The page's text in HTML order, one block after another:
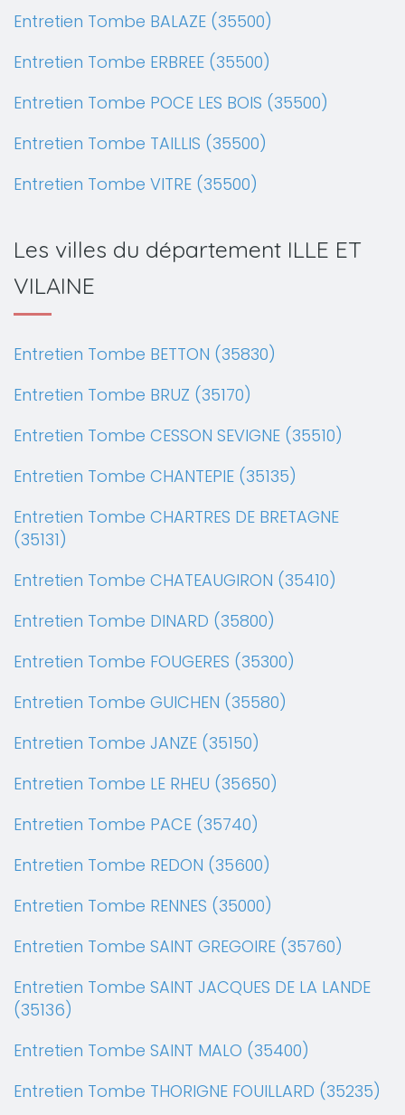
Entretien Tombe BALAZE (35500)
Entretien Tombe ERBREE (35500)
Entretien Tombe POCE LES BOIS (35500)
Entretien Tombe TAILLIS (35500)
Entretien Tombe VITRE (35500)
Les villes du département ILLE ET
VILAINE
Entretien Tombe BETTON (35830)
Entretien Tombe BRUZ (35170)
Entretien Tombe CESSON SEVIGNE (35510)
Entretien Tombe CHANTEPIE (35135)
Entretien Tombe CHARTRES DE BRETAGNE
(35131)
Entretien Tombe CHATEAUGIRON (35410)
Entretien Tombe DINARD (35800)
Entretien Tombe FOUGERES (35300)
Entretien Tombe GUICHEN (35580)
Entretien Tombe JANZE (35150)
Entretien Tombe LE RHEU (35650)
Entretien Tombe PACE (35740)
Entretien Tombe REDON (35600)
Entretien Tombe RENNES (35000)
Entretien Tombe SAINT GREGOIRE (35760)
Entretien Tombe SAINT JACQUES DE LA LANDE
(35136)
Entretien Tombe SAINT MALO (35400)
Entretien Tombe THORIGNE FOUILLARD (35235)